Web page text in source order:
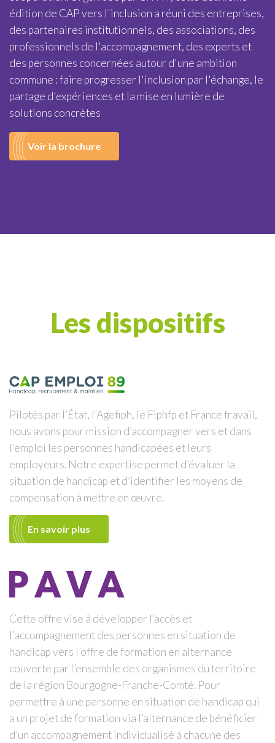
édition de CAP vers l'inclusion a réuni des entreprises,
des partenaires institutionnels, des associations, des
professionnels de l'accompagnement, des experts et
des personnes concernées autour d'une ambition
commune : faire progresser l'inclusion par l'échange, le
partage d'expériences et la mise en lumière de
solutions concrètes
Voir la brochure
Les dispositifs
Pilotés par l’État, l’Agefiph, le Fiphfp et France travail,
nous avons pour mission d’accompagner vers et dans
l’emploi les personnes handicapées et leurs
employeurs. Notre expertise permet d’évaluer la
situation de handicap et d’identifier les moyens de
compensation à mettre en œuvre.
En savoir plus
Cette offre vise à développer l’accès et
l’accompagnement des personnes en situation de
handicap vers l’offre de formation en alternance
couverte par l’ensemble des organismes du territoire
de la région Bourgogne-Franche-Comté. Pour
permettre à une personne en situation de handicap qui
a un projet de formation via l’alternance de bénéficier
d’un accompagnement individualisé à chacune des